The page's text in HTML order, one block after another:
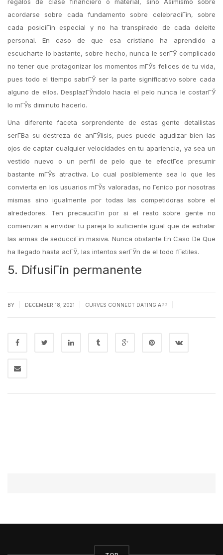
acordarse sobre cada fundamento sobre celebraciГіn, sobre
cada posiciГіn especial y no ha transpirado de cada deleite
personal. En caso de que esa cristiano ha aprendido a
escucharte lo bastante, sobre hecho, nunca le serГЎ complicado
no tener que protagonizar los momentos mГЎs felices de tu vida,
pues todo el tiempo sabrГЎ ser la parte significativo sobre cada
alguno de ellos. DesplazГЎndolo hacia el pelo nunca le costarГЎ
lo mГЎs diminuto hacerlo.
Una diferente faceta sorprendente de estas gente detallistas
serГ­В­a su destreza de anГЎlisis, pues puede agudizar bien las
ojos de captar cualquier velocidades en tu apariencia, ya sea un
vestido nuevo o un perfil de pelo que te efectГєe presumir
bastante mГЎs atractiva. Lo cual posiblemente sea lo que les
convierta en los usuarios mГЎs valoradas, no Гєnico por nosotras
mismas sino igualmente por todas las competidoras sobre el
alrededores. Ten precauciГіn por si el resto sobre gente no
comienzan a envidiar tu pareja lo suficiente igual que de exhalar
las armas de seducciГіn masiva. Nunca obstante En Caso De Que
ha llegado hasta acГЎ, las intentos serГЎn de el todo fГєtiles.
5. DifusiГіn permanente
BY DECEMBER 18, 2021 CURVES CONNECT DATING APP